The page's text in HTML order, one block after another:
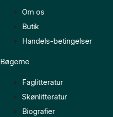
Om os
Butik
Handels-betingelser
Bøgerne
Faglitteratur
Skønlitteratur
Biografier